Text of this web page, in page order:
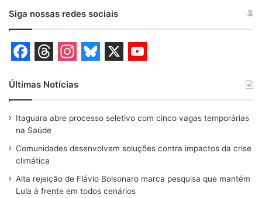
Siga nossas redes sociais
a
c
e
b
o
o
h
r
e
a
d
s
n
s
t
a
r
u
e
s
y
u
T
u
e
Últimas Notícias
Itaguara abre processo seletivo com cinco vagas temporárias
na Saúde
Comunidades desenvolvem soluções contra impactos da crise
climática
Alta rejeição de Flávio Bolsonaro marca pesquisa que mantém
Lula à frente em todos cenários